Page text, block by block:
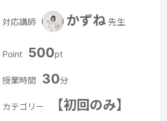
対応講師 かずね先生
Point 500pt
授業時間 30分
カテゴリー
【初回のみ】